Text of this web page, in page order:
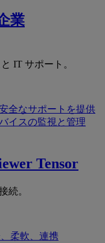
業
IT サポート。
全なサポートを提供
イスの監視と管理
Tensor
続。
柔軟、連携